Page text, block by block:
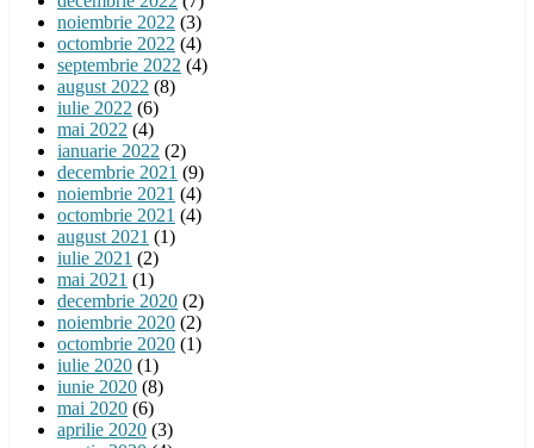
noiembrie 2022 (3)
octombrie 2022 (4)
septembrie 2022 (4)
august 2022 (8)
iulie 2022 (6)
mai 2022 (4)
ianuarie 2022 (2)
decembrie 2021 (9)
noiembrie 2021 (4)
octombrie 2021 (4)
august 2021 (1)
iulie 2021 (2)
mai 2021 (1)
decembrie 2020 (2)
noiembrie 2020 (2)
octombrie 2020 (1)
iulie 2020 (1)
iunie 2020 (8)
mai 2020 (6)
aprilie 2020 (3)